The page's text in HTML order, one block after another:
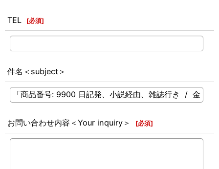
TEL [必須]
件名＜subject＞
お問い合わせ内容＜Your inquiry＞ [必須]